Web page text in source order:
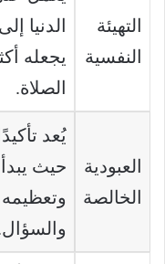
التهيئة
النفسية
الدنيا
يجعله
الصلاة.
العبودية
الخالصة
يُعد
حيث يبدأ